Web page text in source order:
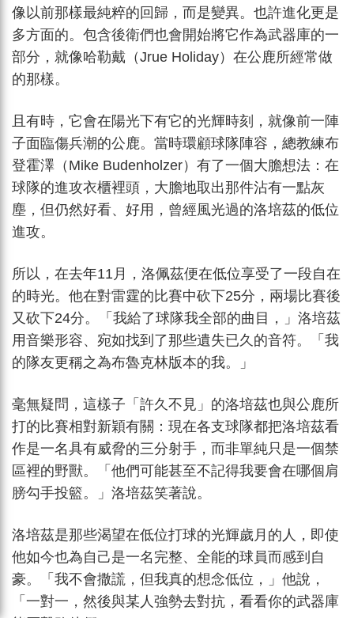
像以前那樣最純粹的回歸，而是變異。也許進化更是
多方面的。包含後衛們也會開始將它作為武器庫的一
部分，就像哈勒戴（Jrue Holiday）在公鹿所經常做
的那樣。
且有時，它會在陽光下有它的光輝時刻，就像前一陣
子面臨傷兵潮的公鹿。當時環顧球隊陣容，總教練布
登霍澤（Mike Budenholzer）有了一個大膽想法：在
球隊的進攻衣櫃裡頭，大膽地取出那件沾有一點灰
塵，但仍然好看、好用，曾經風光過的洛培茲的低位
進攻。
所以，在去年11月，洛佩茲便在低位享受了一段自在
的時光。他在對雷霆的比賽中砍下25分，兩場比賽後
又砍下24分。「我給了球隊我全部的曲目，」洛培茲
用音樂形容、宛如找到了那些遺失已久的音符。「我
的隊友更稱之為布魯克林版本的我。」
毫無疑問，這樣子「許久不見」的洛培茲也與公鹿所
打的比賽相對新穎有關：現在各支球隊都把洛培茲看
作是一名具有威脅的三分射手，而非單純只是一個禁
區裡的野獸。「他們可能甚至不記得我要會在哪個肩
膀勾手投籃。」洛培茲笑著說。
洛培茲是那些渴望在低位打球的光輝歲月的人，即使
他如今也為自己是一名完整、全能的球員而感到自
豪。「我不會撒謊，但我真的想念低位，」他說，
「一對一，然後與某人強勢去對抗，看看你的武器庫